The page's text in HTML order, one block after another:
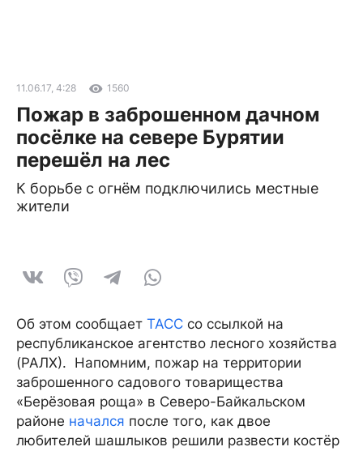
11.06.17, 4:28 1560
Пожар в заброшенном дачном
посёлке на севере Бурятии
перешёл на лес
К борьбе с огнём подключились местные
жители
Об этом сообщает ТАСС со ссылкой на
республиканское агентство лесного хозяйства
(РАЛХ). Напомним, пожар на территории
заброшенного садового товарищества
«Берёзовая роща» в Северо-Байкальском
районе начался после того, как двое
любителей шашлыков решили развести костёр